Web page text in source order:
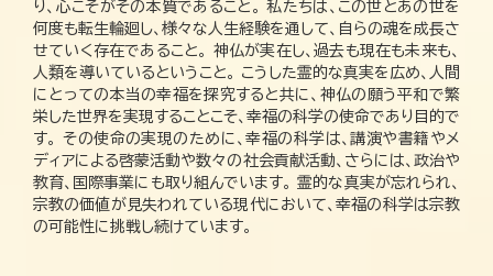
り、心こそがその本質であること。 私たちは、この世とあの世を
何度も転生輪廻し、様々な人生経験を通して、自らの魂を成長さ
せていく存在であること。 神仏が実在し、過去も現在も未来も、
人類を導いているということ。 こうした霊的な真実を広め、人間
にとっての本当の幸福を探究すると共に、神仏の願う平和で繁
栄した世界を実現することこそ、幸福の科学の使命であり目的で
す。 その使命の実現のために、幸福の科学は、講演や書籍やメ
ディアによる啓蒙活動や数々の社会貢献活動、さらには、政治や
教育、国際事業にも取り組んでいます。 霊的な真実が忘れられ、
宗教の価値が見失われている現代において、幸福の科学は宗教
の可能性に挑戦し続けています。